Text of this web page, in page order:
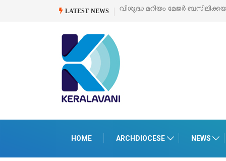
LATEST NEWS വിശുദ്ധ മറിയം മേജർ
HOME ARCHDIOCESE NEWS